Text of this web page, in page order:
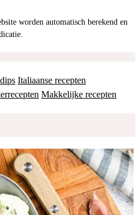
Italiaanse recepten
Makkelijke recepten